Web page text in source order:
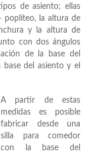
de asiento; ellas
poplíteo, la altura de
y la altura de
con dos ángulos
de la base del
del asiento y el
A partir de estas
medidas es posible
fabricar desde una
silla para comedor
con la base del